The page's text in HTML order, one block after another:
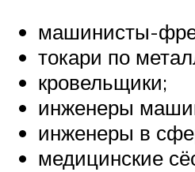
машинисты-
токари по
кровельщики;
инженеры
инженеры в
медицинские